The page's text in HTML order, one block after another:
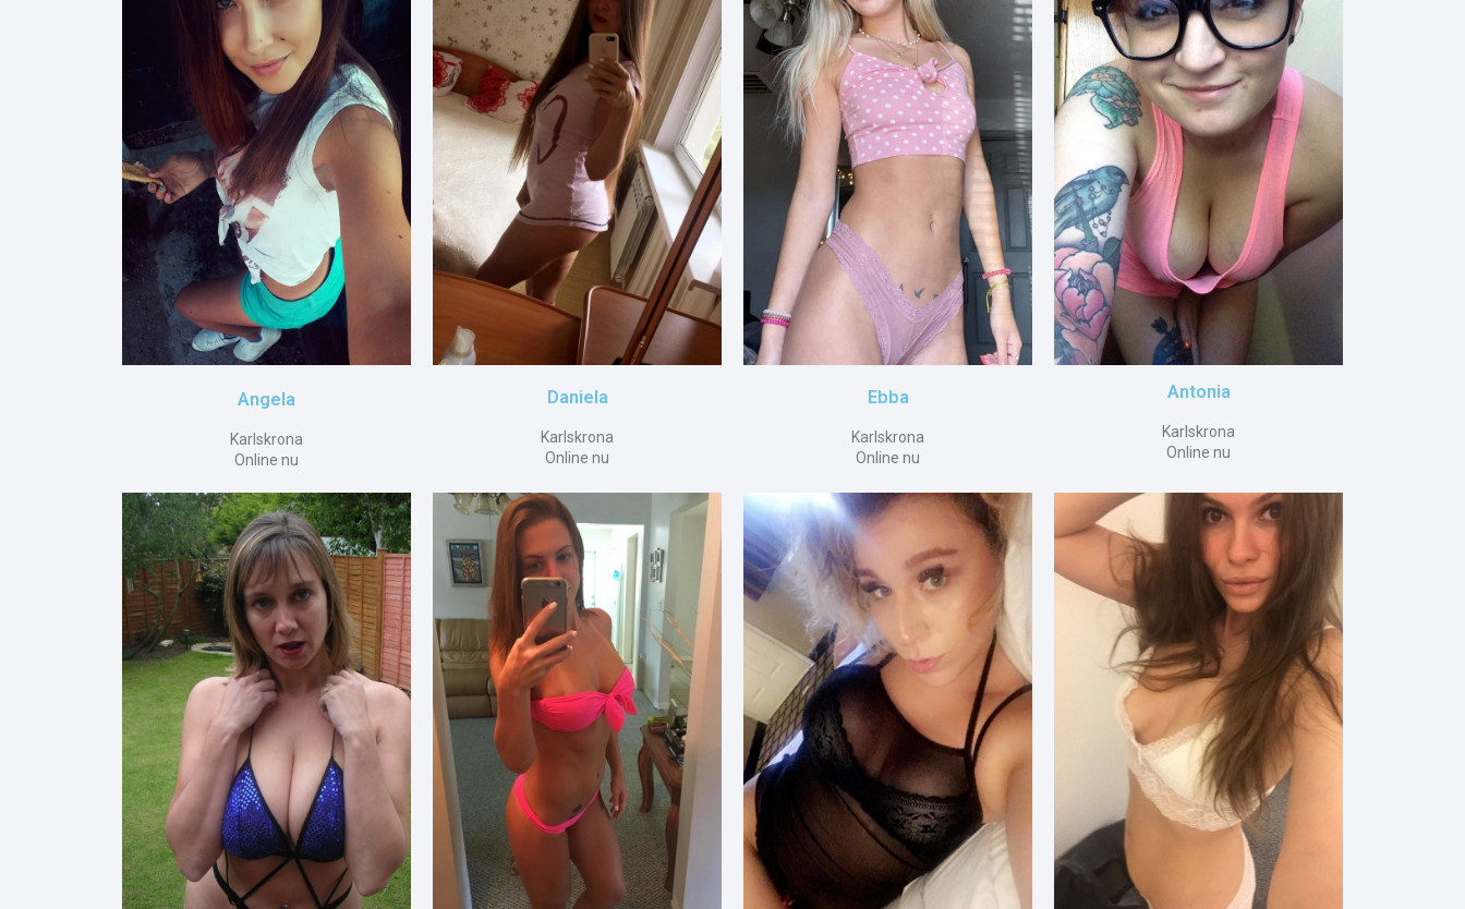
Angela
Karlskrona
Online nu
Daniela
Karlskrona
Online nu
Ebba
Karlskrona
Online nu
Antonia
Karlskrona
Online nu